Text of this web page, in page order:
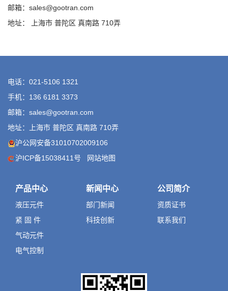
邮箱：sales@gootran.com
地址： 上海市 普陀区 真南路 710弄
电话：021-5106 1321
手机：136 6181 3373
邮箱：sales@gootran.com
地址：上海市 普陀区 真南路 710弄
沪公网安备31010702009106
沪ICP备15038411号
网站地图
产品中心
液压元件
紧 固 件
气动元件
电气控制
新闻中心
部门新闻
科技创新
公司简介
资质证书
联系我们